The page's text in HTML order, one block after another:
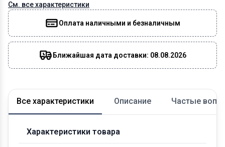
См. все характеристики
Оплата наличными и безналичным
Ближайшая дата доставки: 08.08.2026
Все характеристики Описание Частые
Характеристики товара